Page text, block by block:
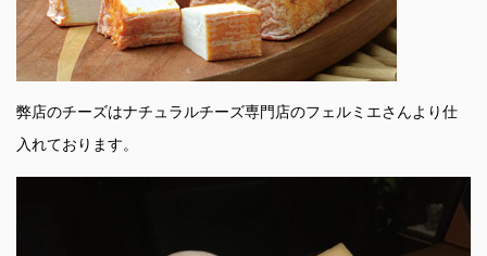
弊店のチーズはナチュラルチーズ専門店のフェルミエさんより仕
入れております。